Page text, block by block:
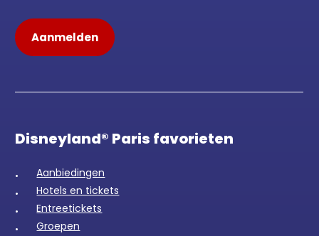
Disneyland® Paris favorieten
Aanbiedingen
Hotels en tickets
Entreetickets
Groepen